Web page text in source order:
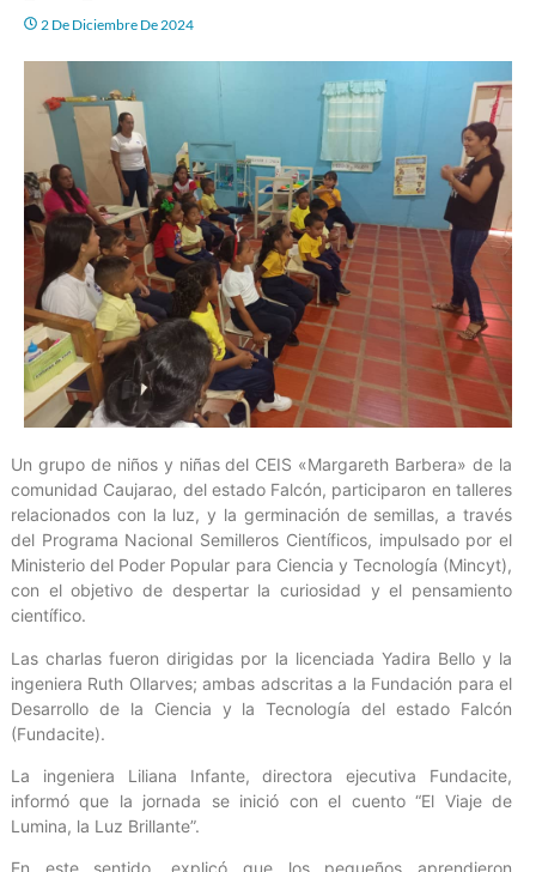
2 De Diciembre De 2024
Un grupo de niños y niñas del CEIS «Margareth Barbera» de la
comunidad Caujarao, del estado Falcón, participaron en talleres
relacionados con la luz, y la germinación de semillas, a través
del Programa Nacional Semilleros Científicos, impulsado por el
Ministerio del Poder Popular para Ciencia y Tecnología (Mincyt),
con el objetivo de despertar la curiosidad y el pensamiento
científico.
Las charlas fueron dirigidas por la licenciada Yadira Bello y la
ingeniera Ruth Ollarves; ambas adscritas a la Fundación para el
Desarrollo de la Ciencia y la Tecnología del estado Falcón
(Fundacite).
La ingeniera Liliana Infante, directora ejecutiva Fundacite,
informó que la jornada se inició con el cuento “El Viaje de
Lumina, la Luz Brillante”.